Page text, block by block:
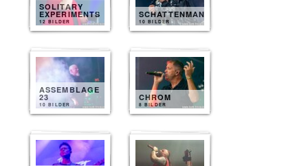
SOLITARY
EXPERIMENTS
12 BILDER
SCHATTENMANN
10 BILDER
ASSEMBLAGE
23
10 BILDER
CHROM
8 BILDER